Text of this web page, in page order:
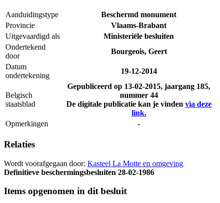
Aanduidingstype
Beschermd monument
Provincie
Vlaams-Brabant
Uitgevaardigd als
Ministeriële besluiten
Ondertekend
door
Bourgeois, Geert
Datum
ondertekening
19-12-2014
Belgisch
staatsblad
Gepubliceerd op 13-02-2015, jaargang 185,
nummer 44
De digitale publicatie kan je vinden via deze
link.
Opmerkingen
-
Relaties
Wordt voorafgegaan door: Kasteel La Motte en omgeving
Definitieve beschermingsbesluiten 28-02-1986
Items opgenomen in dit besluit